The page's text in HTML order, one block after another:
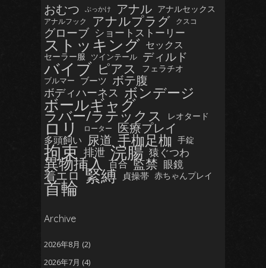
おむつ ぶっかけ アナル アナルセックス
アナルフック アナルプラグ クスコ
グローブ ショートストーリー
ストッキング セックス
セーラー服 ツインテール ディルド
バイブ ピアス フェラチオ
ブルマー ブーツ ボテ腹
ボディハーネス ボンデージ
ボールギャグ
ラバー/ラテックス レオタード
ロリ ローター 医療プレイ
多頭飼い 尿道 手枷足枷 手錠
拘束 排泄 浣腸 猿ぐつわ
異物挿入 百合 監禁 眼鏡
着エロ 緊縛 貞操帯 赤ちゃんプレイ
首輪
Archive
2026年8月 (2)
2026年7月 (4)